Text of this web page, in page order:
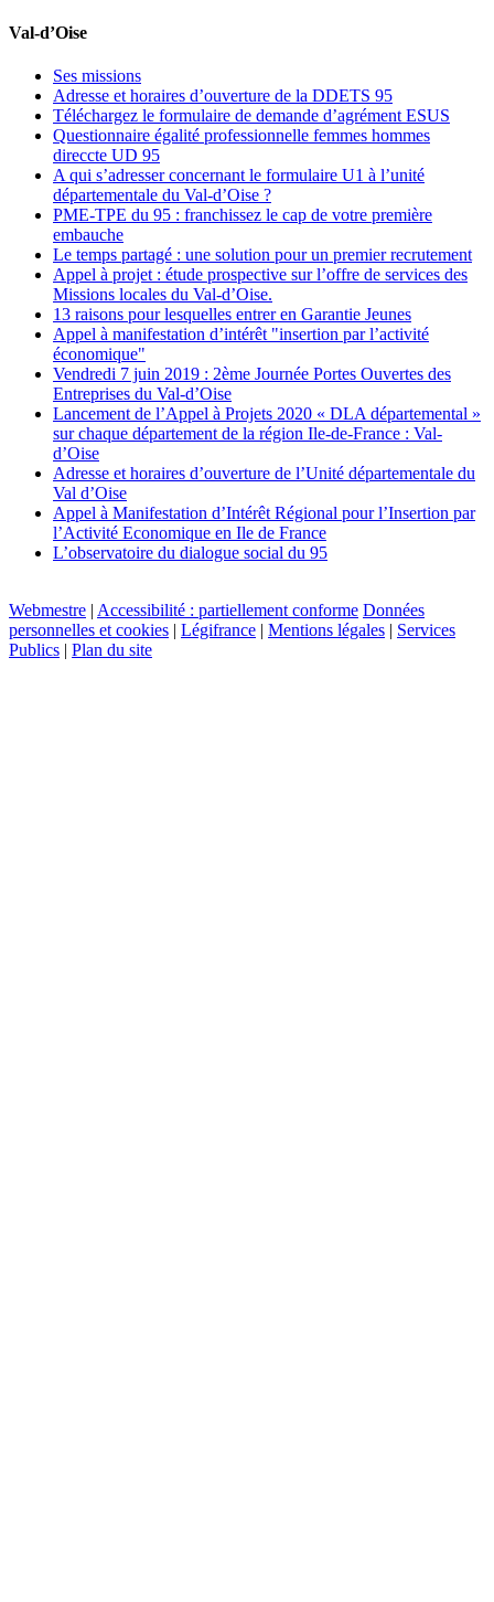
Val-d’Oise
Ses missions
Adresse et horaires d’ouverture de la DDETS 95
Téléchargez le formulaire de demande d’agrément ESUS
Questionnaire égalité professionnelle femmes hommes
direccte UD 95
A qui s’adresser concernant le formulaire U1 à l’unité
départementale du Val-d’Oise ?
PME-TPE du 95 : franchissez le cap de votre première
embauche
Le temps partagé : une solution pour un premier recrutement
Appel à projet : étude prospective sur l’offre de services des
Missions locales du Val-d’Oise.
13 raisons pour lesquelles entrer en Garantie Jeunes
Appel à manifestation d’intérêt "insertion par l’activité
économique"
Vendredi 7 juin 2019 : 2ème Journée Portes Ouvertes des
Entreprises du Val-d’Oise
Lancement de l’Appel à Projets 2020 « DLA départemental »
sur chaque département de la région Ile-de-France : Val-
d’Oise
Adresse et horaires d’ouverture de l’Unité départementale du
Val d’Oise
Appel à Manifestation d’Intérêt Régional pour l’Insertion par
l’Activité Economique en Ile de France
L’observatoire du dialogue social du 95
Webmestre | Accessibilité : partiellement conforme Données
personnelles et cookies | Légifrance | Mentions légales | Services
Publics | Plan du site